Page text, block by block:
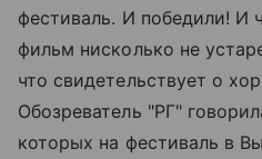
фестиваль. И победили! И
фильм нисколько не
что свидетельствует о
Обозреватель "РГ"
которых на фестиваль в